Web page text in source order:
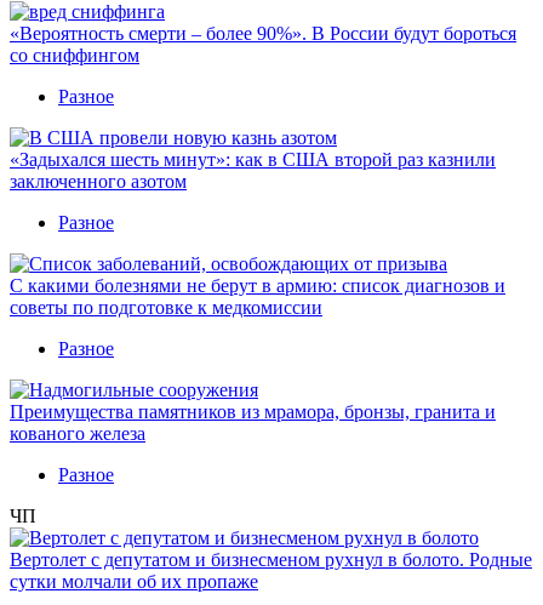
«Вероятность смерти – более 90%». В России будут бороться
со сниффингом
Разное
«Задыхался шесть минут»: как в США второй раз казнили
заключенного азотом
Разное
С какими болезнями не берут в армию: список диагнозов и
советы по подготовке к медкомиссии
Разное
Преимущества памятников из мрамора, бронзы, гранита и
кованого железа
Разное
ЧП
Вертолет с депутатом и бизнесменом рухнул в болото. Родные
сутки молчали об их пропаже